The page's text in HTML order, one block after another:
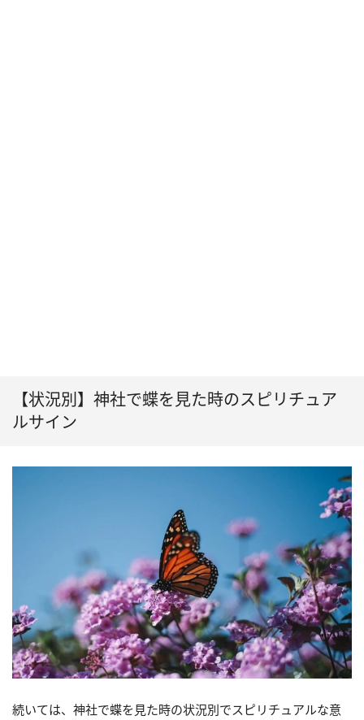
【状況別】神社で蝶を見た時のスピリチュア
ルサイン
続いては、神社で蝶を見た時の状況別でスピリチュアルな意